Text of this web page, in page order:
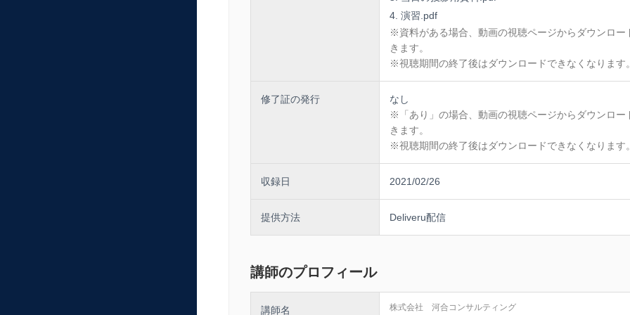
演習.pdf
※資料がある場合、動画の視聴ページからダウンロー
きます。
※視聴期間の終了後はダウンロードできなくなります。
修了証の発行
なし
※「あり」の場合、動画の視聴ページからダウンロー
きます。
※視聴期間の終了後はダウンロードできなくなります。
収録日 2021/02/26
提供方法 Deliveru配信
講師のプロフィール
講師名 株式会社 河合コンサルティング